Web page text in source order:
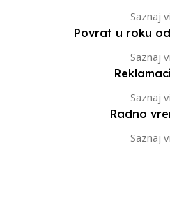
Saznaj
Povrat u roku
Saznaj
Saznaj
Radno
Saznaj